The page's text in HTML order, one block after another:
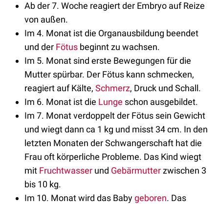
Ab der 7. Woche reagiert der Embryo auf Reize
von außen.
Im 4. Monat ist die Organausbildung beendet
und der Fötus beginnt zu wachsen.
Im 5. Monat sind erste Bewegungen für die
Mutter spürbar. Der Fötus kann schmecken,
reagiert auf Kälte, Schmerz, Druck und Schall.
Im 6. Monat ist die Lunge schon ausgebildet.
Im 7. Monat verdoppelt der Fötus sein Gewicht
und wiegt dann ca 1 kg und misst 34 cm. In den
letzten Monaten der Schwangerschaft hat die
Frau oft körperliche Probleme. Das Kind wiegt
mit Fruchtwasser und Gebärmutterzwischen 3
bis 10 kg.
Im 10. Monat wird das Babygeboren. Das